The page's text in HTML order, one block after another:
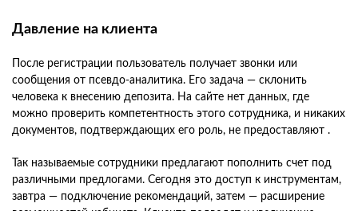
Давление на клиента
После регистрации пользователь получает звонки или
сообщения от псевдо-аналитика. Его задача — склонить
человека к внесению депозита. На сайте нет данных, где
можно проверить компетентность этого сотрудника, и никаких
документов, подтверждающих его роль, не предоставляют .
Так называемые сотрудники предлагают пополнить счет под
различными предлогами. Сегодня это доступ к инструментам,
завтра — подключение рекомендаций, затем — расширение